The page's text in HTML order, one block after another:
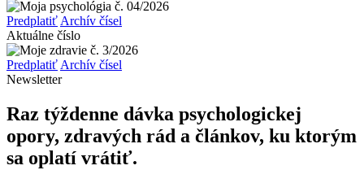
Predplatiť Archív čísel
Aktuálne číslo
Predplatiť Archív čísel
Newsletter
Raz týždenne dávka psychologickej
opory, zdravých rád a článkov, ku ktorým
sa oplatí vrátiť.